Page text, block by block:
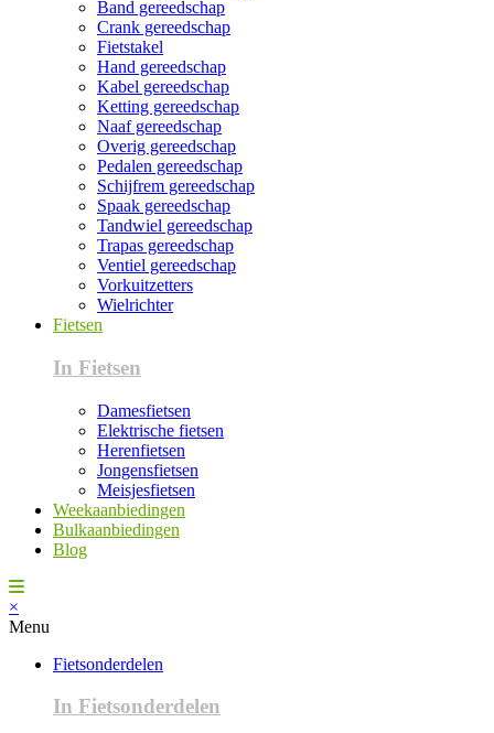
Band gereedschap
Crank gereedschap
Fietstakel
Hand gereedschap
Kabel gereedschap
Ketting gereedschap
Naaf gereedschap
Overig gereedschap
Pedalen gereedschap
Schijfrem gereedschap
Spaak gereedschap
Tandwiel gereedschap
Trapas gereedschap
Ventiel gereedschap
Vorkuitzetters
Wielrichter
Fietsen
In Fietsen
Damesfietsen
Elektrische fietsen
Herenfietsen
Jongensfietsen
Meisjesfietsen
Weekaanbiedingen
Bulkaanbiedingen
Blog
×
Menu
Fietsonderdelen
In Fietsonderdelen